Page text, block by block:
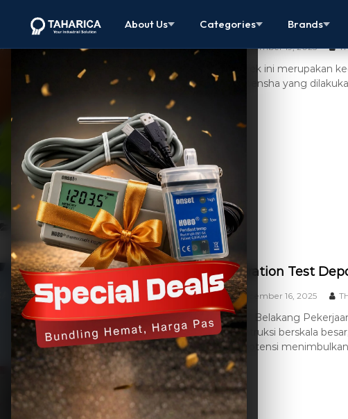
About Us Categories Brands
Vibration Test
December 19, 2025
Proyek ini merupakan
Meidensha yang
Projects,Vibration Test
Vibration Test
December 16, 2025
Latar Belakang
konstruksi berskala
berpotensi